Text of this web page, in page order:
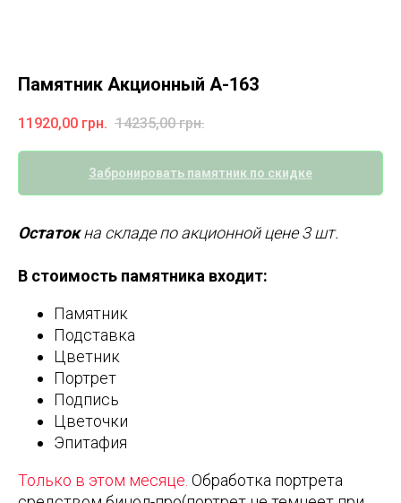
Памятник Акционный А-163
11920,00 грн. 14235,00 грн.
Забронировать памятник по скидке
Остатокна складе по акционной цене 3 шт.
В стоимость памятника входит:
Памятник
Подставка
Цветник
Портрет
Подпись
Цветочки
Эпитафия
Только в этом месяце. Обработка портрета